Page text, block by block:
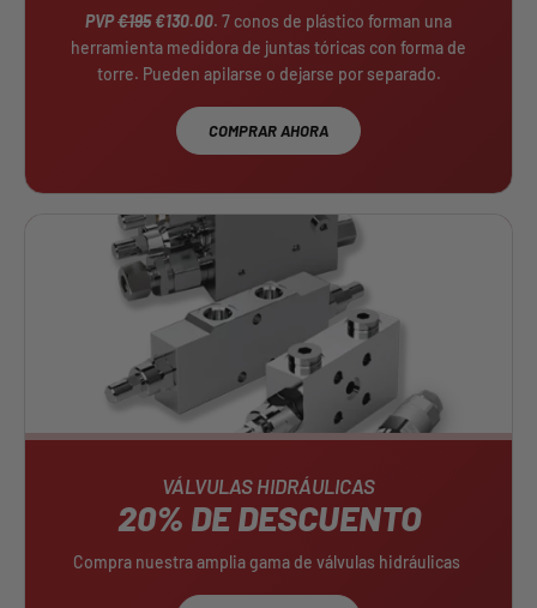
PVP€195€130.00. 7 conos de plástico forman una
herramienta medidora de juntas tóricas con forma de
torre. Pueden apilarse o dejarse por separado.
COMPRAR AHORA
VÁLVULAS HIDRÁULICAS
20% DE DESCUENTO
Compra nuestra amplia gama de válvulas hidráulicas